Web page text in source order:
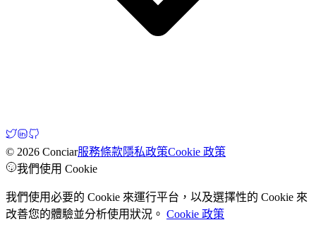
© 2026 Conciar服務條款隱私政策Cookie 政策
我們使用 Cookie
我們使用必要的 Cookie 來運行平台，以及選擇性的 Cookie 來
改善您的體驗並分析使用狀況。 Cookie 政策